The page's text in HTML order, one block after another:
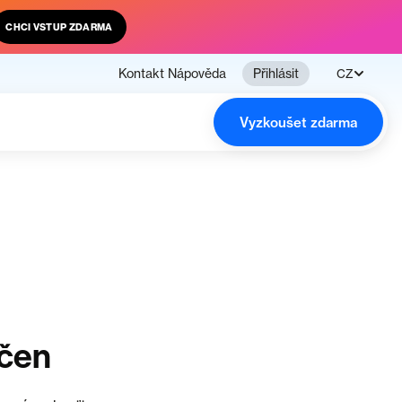
CHCI VSTUP ZDARMA
Kontakt Nápověda Přihlásit CZ
Vyzkoušet zdarma